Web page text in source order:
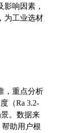
响因素，
为工业选材
，重点分析
（Ra 3.2-
。数据来
帮助用户根